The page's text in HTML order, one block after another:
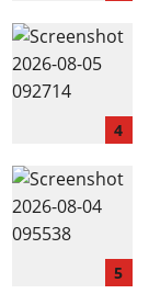
4
5